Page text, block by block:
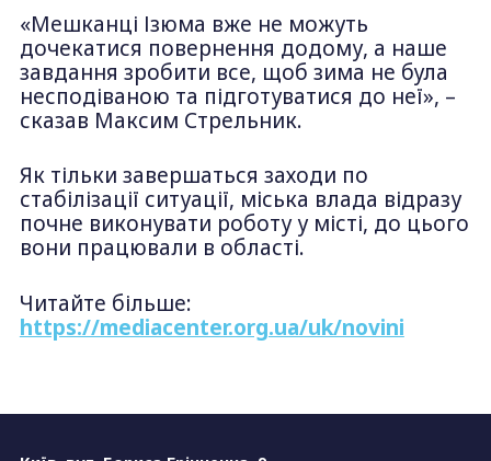
«Мешканці Ізюма вже не можуть
дочекатися повернення додому, а наше
завдання зробити все, щоб зима не була
несподіваною та підготуватися до неї», –
сказав Максим Стрельник.
Як тільки завершаться заходи по
стабілізації ситуації, міська влада відразу
почне виконувати роботу у місті, до цього
вони працювали в області.
Читайте більше:
https://mediacenter.org.ua/uk/novini